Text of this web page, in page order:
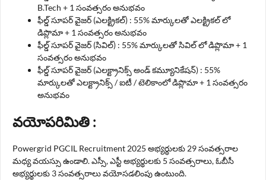
B.Tech + 1 సంవత్సరం అనుభవం
ఫీల్డ్ సూపర్ వైజర్ (ఎలక్ట్రికల్) : 55% మార్కులతో ఎలక్ట్రికల్ లో
డిప్లొమా + 1 సంవత్సరం అనుభవం
ఫీల్డ్ సూపర్ వైజర్ (సివిల్) : 55% మార్కులతో సివిల్ లో డిప్లొమా + 1
సంవత్సరం అనుభవం
ఫీల్డ్ సూపర్ వైజర్ (ఎలక్ట్రానిక్స్ అండ్ కమ్యూనికేషన్) : 55%
మార్కులతో ఎలక్ట్రానిక్స్ / ఐటీ / టెలికాంలో డిప్లొమా + 1 సంవత్సరం
అనుభవం
వయోపరిమితి :
Powergrid PGCIL Recruitment 2025 అభ్యర్థులకు 29 సంవత్సరాల
మధ్య వయస్సు ఉండాలి. ఎస్సీ, ఎస్టీ అభ్యర్థులకు 5 సంవత్సరాలు, ఓబీసీ
అభ్యర్థులకు 3 సంవత్సరాలు వయోసడలింపు ఉంటుంది.